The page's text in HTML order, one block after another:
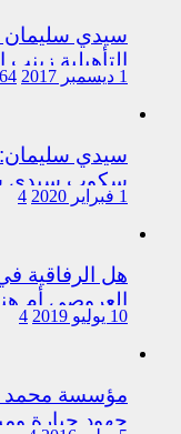
سيدي سليمان :
التأهيلية
1 ديسمبر 2017 64
سيدي سليمان:
سكوب سيدي
المتورطين
1 فبراير 2020 4
العروصي أم
اختلالات
10 يوليو 2019 4
مؤسسة محمد
جهود جبارة